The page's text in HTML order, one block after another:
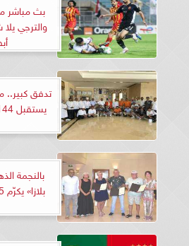
بث مباشر
والترجي
تدفق كبير..
بالنجمة
بلازا» يكرّم 5 عملاء مميزين أجانب